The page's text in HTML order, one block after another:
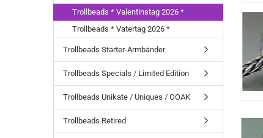
Trollbeads * Valentinstag 2026 *
Trollbeads * Vatertag 2026 *
Trollbeads Starter-Armbänder
Trollbeads Specials / Limited Edition
Trollbeads Unikate / Uniques / OOAK
Trollbeads Retired